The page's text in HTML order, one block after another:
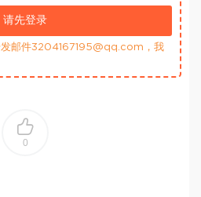
请先登录
发邮件3204167195@qq.com，我
0